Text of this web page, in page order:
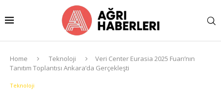
Home Teknoloji
Veri Center Eurasia 2025 Fuarı’nın
Tanıtım Toplantısı Ankara’da Gerçekleşti
Teknoloji